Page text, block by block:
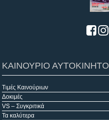
ΚΑΙΝΟΥΡΙΟ ΑΥΤΟΚΙΝΗΤΟ
Τιμές Καινούριων
Δοκιμές
VS – Συγκριτικά
Τα καλύτερα